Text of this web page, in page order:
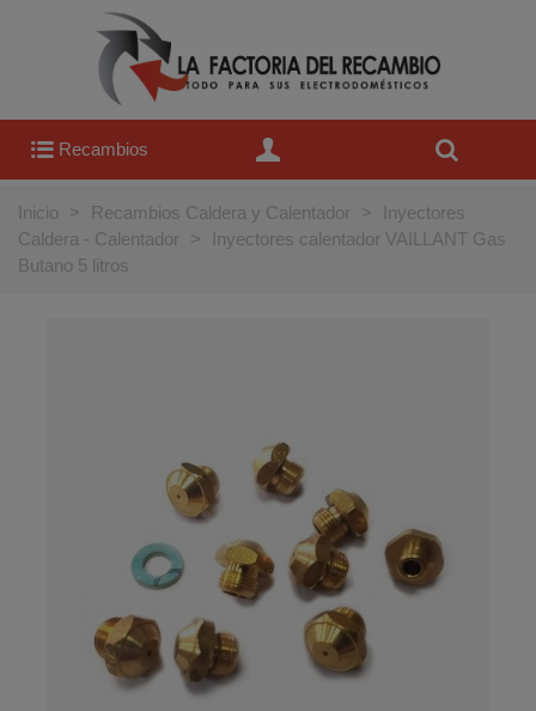
Recambios
Inicio > Recambios Caldera y Calentador >
Inyectores
Caldera - Calentador
>
Inyectores calentador VAILLANT Gas
Butano 5 litros